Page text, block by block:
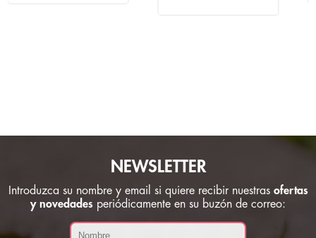
NEWSLETTER
Introduzca su nombre y email si quiere recibir nuestras ofertas
y novedades periódicamente en su buzón de correo: